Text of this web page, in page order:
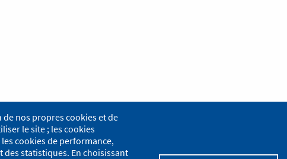
de nos propres cookies et de
le site ; les cookies
cookies de performance,
statistiques. En choisissant